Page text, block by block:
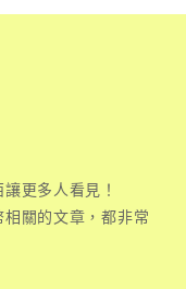
更多人看見！
關的文章，都非常